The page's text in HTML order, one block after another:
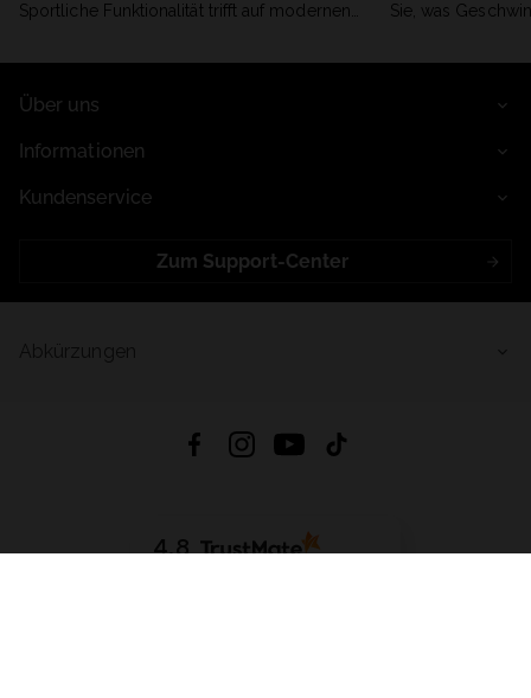
Sportliche Funktionalität trifft auf modernen
Sie, was
Über uns
Informationen
Kundenservice
Zum Support-Center
4.8